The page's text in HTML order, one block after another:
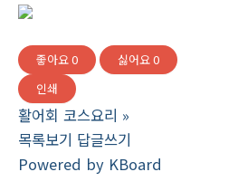
좋아요0 싫어요0
인쇄
활어회 코스요리 »
목록보기 답글쓰기
Powered by KBoard